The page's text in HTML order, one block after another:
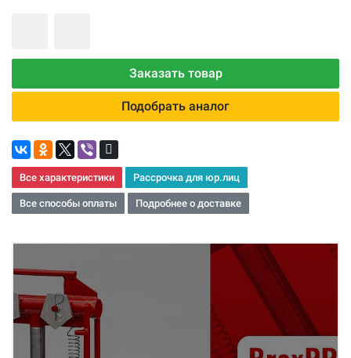
Заказать товар
Подобрать аналог
Все характеристики Рассрочка для юр.лиц
Все способы оплаты Подробнее о доставке